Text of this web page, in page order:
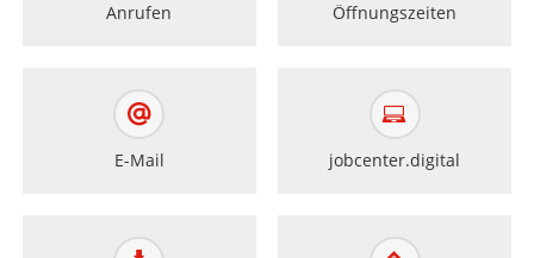
Anrufen Öffnungszeiten
E-Mail jobcenter.digital